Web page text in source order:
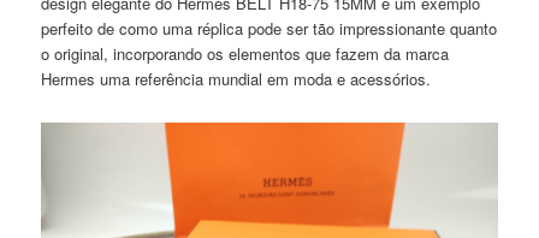
perfeito de como uma réplica pode ser tão impressionante quanto
o original, incorporando os elementos que fazem da marca
Hermes uma referência mundial em moda e acessórios.